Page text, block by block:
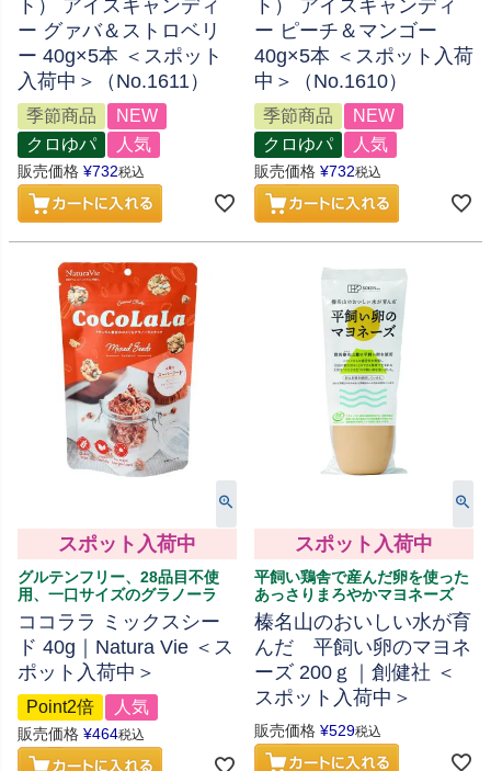
ト） アイスキャンディ
ー グァバ＆ストロベリ
ー 40g×5本 ＜スポット
入荷中＞（No.1611）
季節商品
NEW
クロゆパ
人気
販売価格 ¥732税込
ト） アイスキャンディ
ー ピーチ＆マンゴー
40g×5本 ＜スポット入荷
中＞（No.1610）
季節商品
NEW
クロゆパ
人気
販売価格 ¥732税込
スポット入荷中
グルテンフリー、28品目不使
用、一口サイズのグラノーラ
ココララ ミックスシー
ド 40g｜Natura Vie ＜ス
ポット入荷中＞
Point2倍 人気
販売価格 ¥464税込
スポット入荷中
平飼い鶏舎で産んだ卵を使った
あっさりまろやかマヨネーズ
榛名山のおいしい水が育
んだ 平飼い卵のマヨネ
ーズ 200ｇ｜創健社 ＜
スポット入荷中＞
販売価格 ¥529税込